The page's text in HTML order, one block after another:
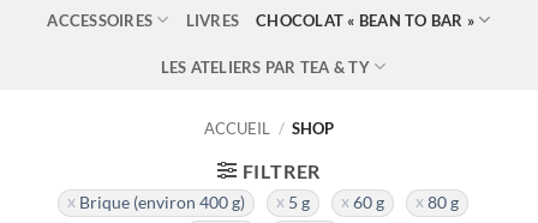
ACCESSOIRES LIVRES CHOCOLAT « BEAN TO BAR »
LES ATELIERS PAR TEA & TY
ACCUEIL / SHOP
FILTRER
Brique (environ 400 g) 5 g 60 g
80 g